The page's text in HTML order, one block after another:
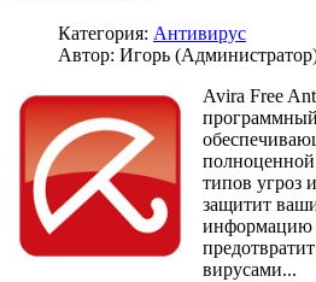
Категория: Антивирус
Автор: Игорь
Avira Free
типов угроз
защитит
информацию
вирусами...